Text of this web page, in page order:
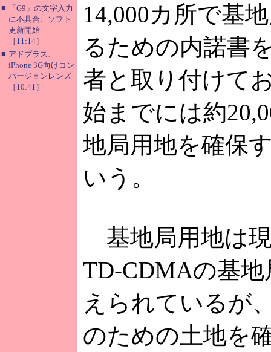
■
「G9」の文字入力
に不具合、ソフト
更新開始
［11:14］
■ アドプラス、
iPhone 3G向けコン
バージョンレンズ
［10:41］
14,000カ所で基
るための内諾書
者と取り付けて
始までには約
地局用地を確保
いう。
基地局用地は
TD-CDMAの基
えられているが
のための土地を